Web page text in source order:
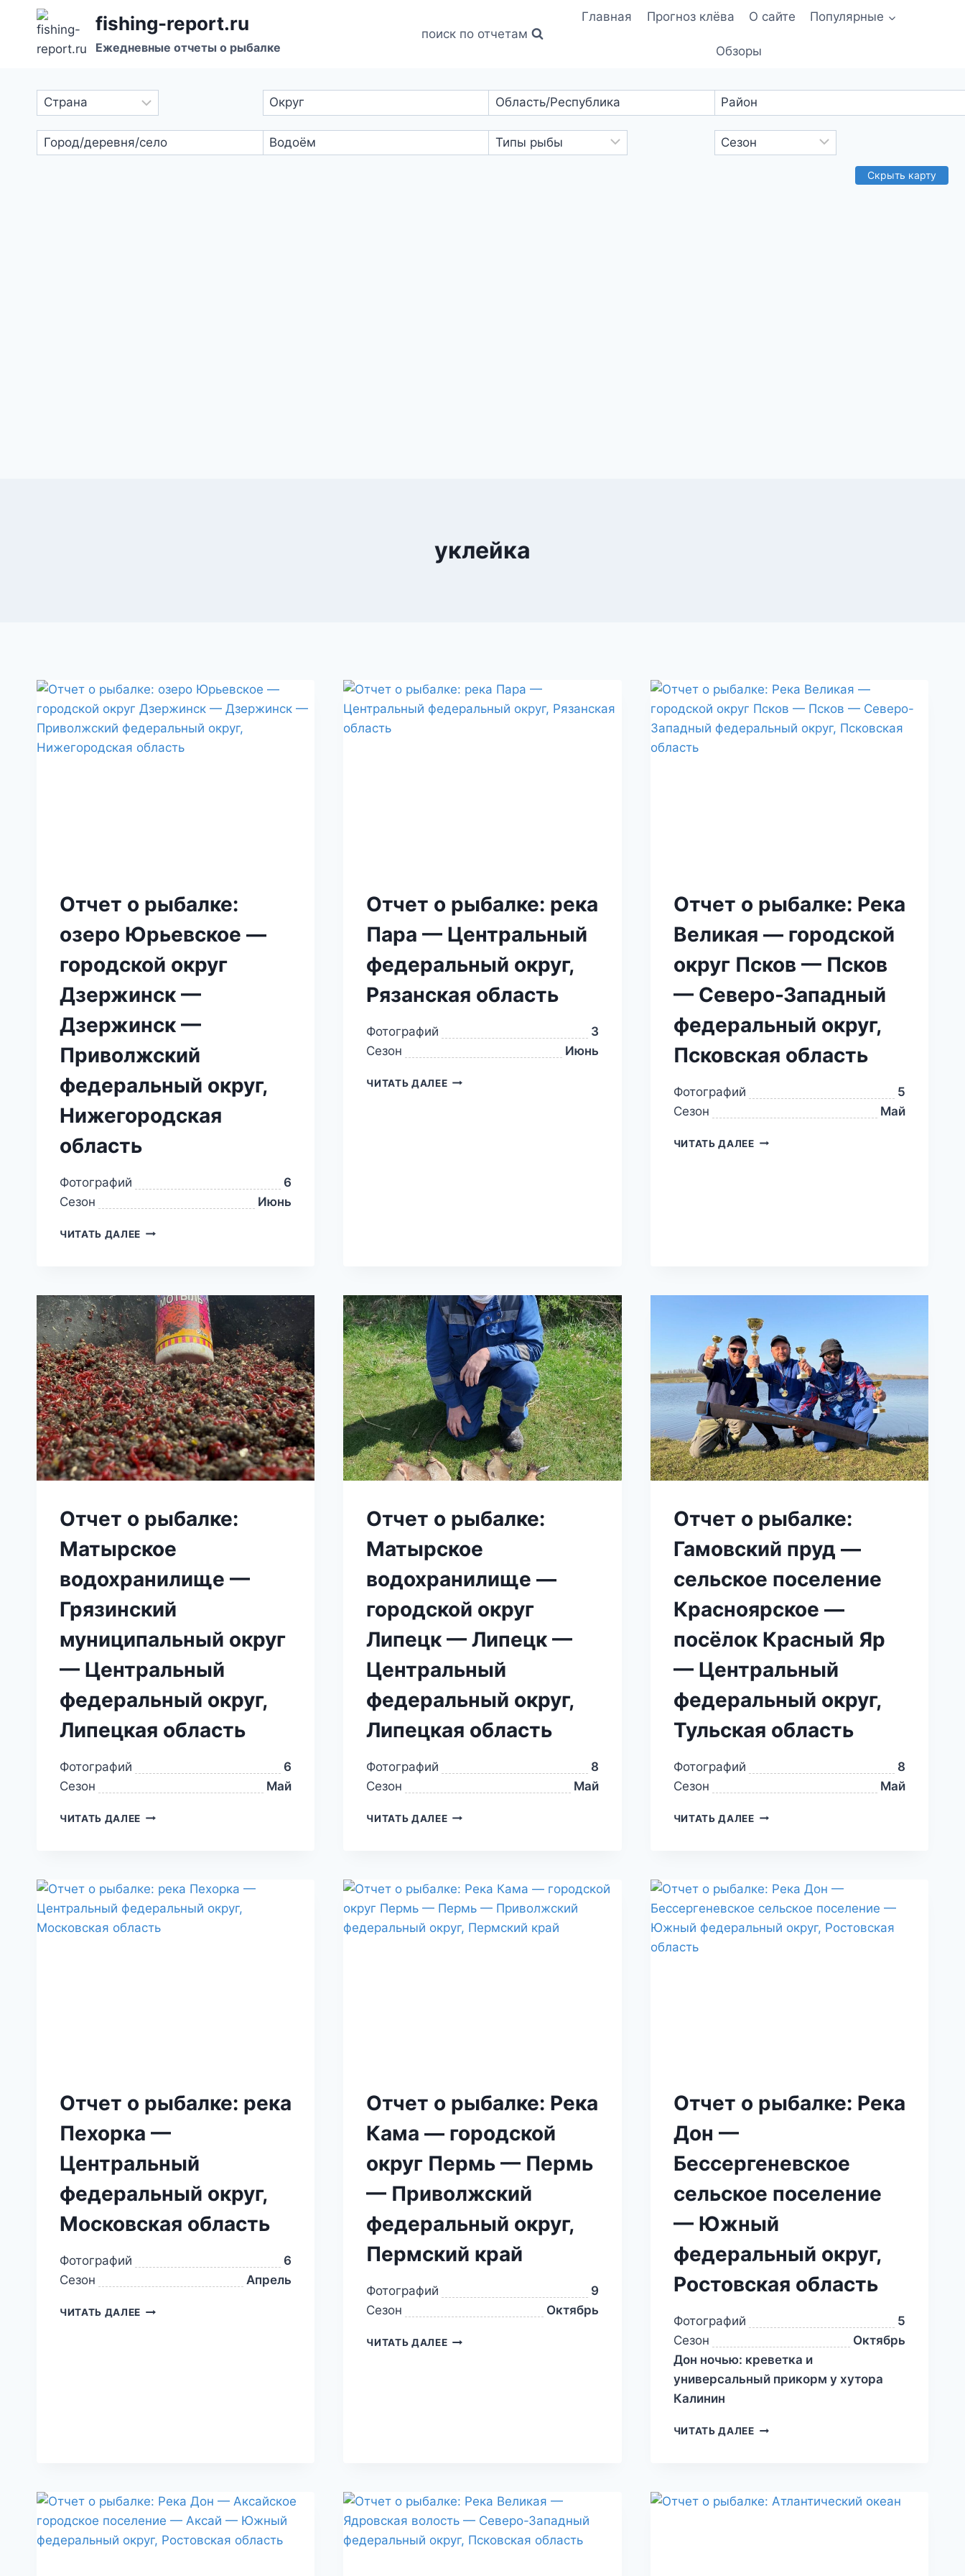
Перейти
содержанию
fishing-report.ru
Ежедневные отчеты о рыбалке
поиск по отчетам
Главная Прогноз клёва О сайте Популярные
Обзоры
Выбрать
текст
ридер
ридер
текст
Скрыть карту
уклейка
Отчет о рыбалке:
озеро Юрьевское —
городской округ
Дзержинск —
Дзержинск —
Приволжский
федеральный округ,
Нижегородская
область
Фотографий
6
Сезон
Июнь
ЧИТАТЬ ДАЛЕЕ
Отчет о рыбалке: река
Пара — Центральный
федеральный округ,
Рязанская область
Фотографий
3
Сезон
Июнь
ЧИТАТЬ ДАЛЕЕ
Отчет о рыбалке: Река
Великая — городской
округ Псков — Псков
— Северо-Западный
федеральный округ,
Псковская область
Фотографий
5
Сезон
Май
ЧИТАТЬ ДАЛЕЕ
Отчет о рыбалке:
Матырское
водохранилище —
Грязинский
муниципальный округ
— Центральный
федеральный округ,
Липецкая область
Фотографий
6
Сезон
Май
ЧИТАТЬ ДАЛЕЕ
Отчет о рыбалке:
Матырское
водохранилище —
городской округ
Липецк — Липецк —
Центральный
федеральный округ,
Липецкая область
Фотографий
8
Сезон
Май
ЧИТАТЬ ДАЛЕЕ
Отчет о рыбалке:
Гамовский пруд —
сельское поселение
Красноярское —
посёлок Красный Яр
— Центральный
федеральный округ,
Тульская область
Фотографий
8
Сезон
Май
ЧИТАТЬ ДАЛЕЕ
Отчет о рыбалке: река
Пехорка —
Центральный
федеральный округ,
Московская область
Фотографий
6
Сезон
Апрель
ЧИТАТЬ ДАЛЕЕ
Отчет о рыбалке: Река
Кама — городской
округ Пермь — Пермь
— Приволжский
федеральный округ,
Пермский край
Фотографий
9
Сезон
Октябрь
ЧИТАТЬ ДАЛЕЕ
Отчет о рыбалке: Река
Дон —
Бессергеневское
сельское поселение
— Южный
федеральный округ,
Ростовская область
Фотографий
5
Сезон
Октябрь
Дон ночью: креветка и
универсальный прикорм у хутора
Калинин
ЧИТАТЬ ДАЛЕЕ